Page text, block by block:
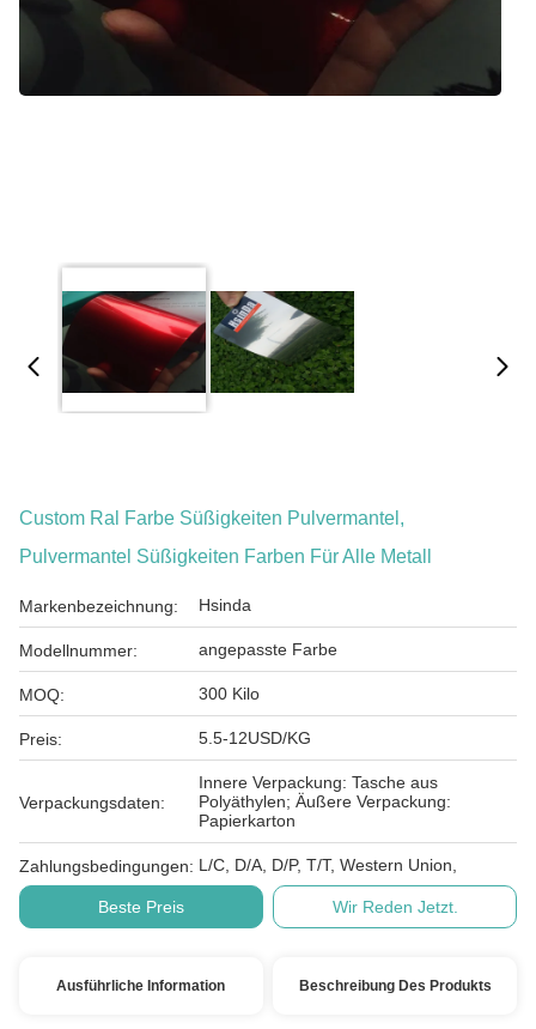
Custom Ral Farbe Süßigkeiten Pulvermantel,
Pulvermantel Süßigkeiten Farben Für Alle Metall
Markenbezeichnung: Hsinda
Modellnummer: angepasste Farbe
MOQ: 300 Kilo
Preis: 5.5-12USD/KG
Verpackungsdaten:
Innere Verpackung: Tasche aus
Polyäthylen; Äußere Verpackung:
Papierkarton
Zahlungsbedingungen: L/C, D/A, D/P, T/T, Western Union,
Beste Preis Wir Reden Jetzt.
Ausführliche Information Beschreibung Des Produkts